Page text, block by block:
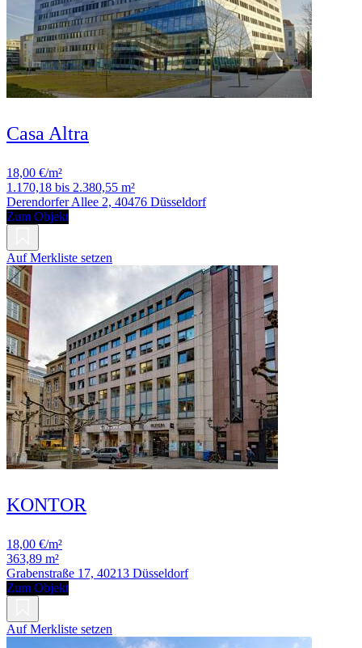
Casa Altra
18,00 €/m²
1.170,18 bis 2.380,55 m²
Derendorfer Allee 2, 40476 Düsseldorf
Zum Objekt
Auf Merkliste setzen
KONTOR
18,00 €/m²
363,89 m²
Grabenstraße 17, 40213 Düsseldorf
Zum Objekt
Auf Merkliste setzen